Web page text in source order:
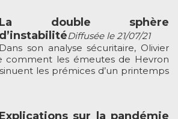
La double sphère
d’instabilitéDiffusée le 21/07/21
Dans son analyse sécuritaire, Olivier
comment les émeutes de Hevron
les prémices d’un printemps
Explications sur la pandémie